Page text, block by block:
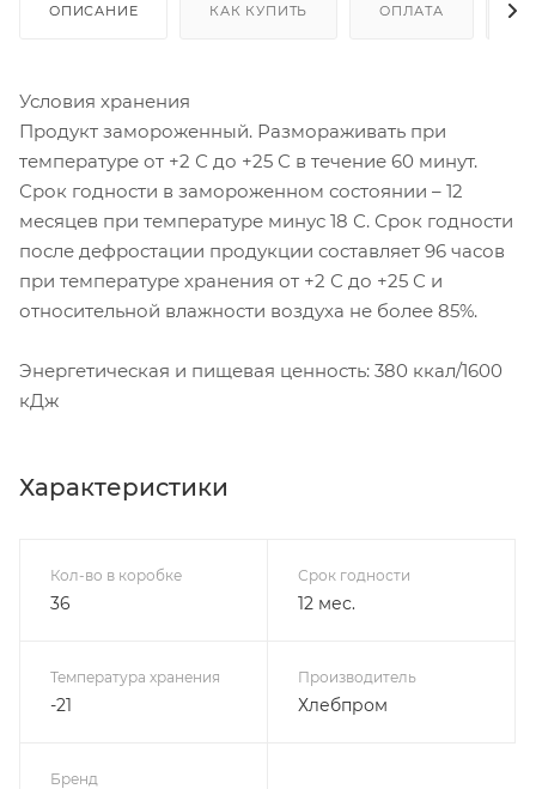
ОПИСАНИЕ КАК КУПИТЬ ОПЛАТА
Условия хранения
Продукт замороженный. Размораживать при
температуре от +2 С до +25 С в течение 60 минут.
Срок годности в замороженном состоянии – 12
месяцев при температуре минус 18 С. Срок годности
после дефростации продукции составляет 96 часов
при температуре хранения от +2 С до +25 С и
относительной влажности воздуха не более 85%.
Энергетическая и пищевая ценность: 380 ккал/1600
кДж
Характеристики
Кол-во в коробке
36
Срок годности
12 мес.
Температура хранения
-21
Производитель
Хлебпром
Бренд